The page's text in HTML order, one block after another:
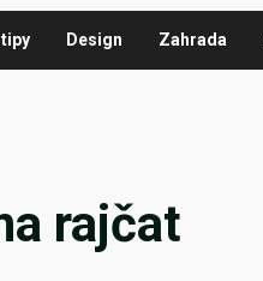
Design Zahrada
rajčat